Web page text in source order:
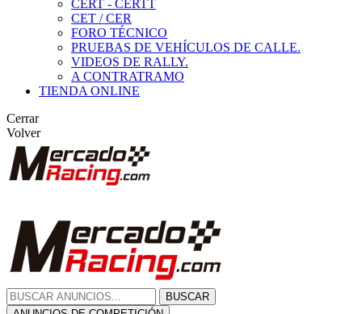
CERT - CERTT
CET / CER
FORO TÉCNICO
PRUEBAS DE VEHÍCULOS DE CALLE.
VIDEOS DE RALLY.
A CONTRATRAMO
TIENDA ONLINE
Cerrar
Volver
BUSCAR
ANUNCIOS DE COMPETICIÓN